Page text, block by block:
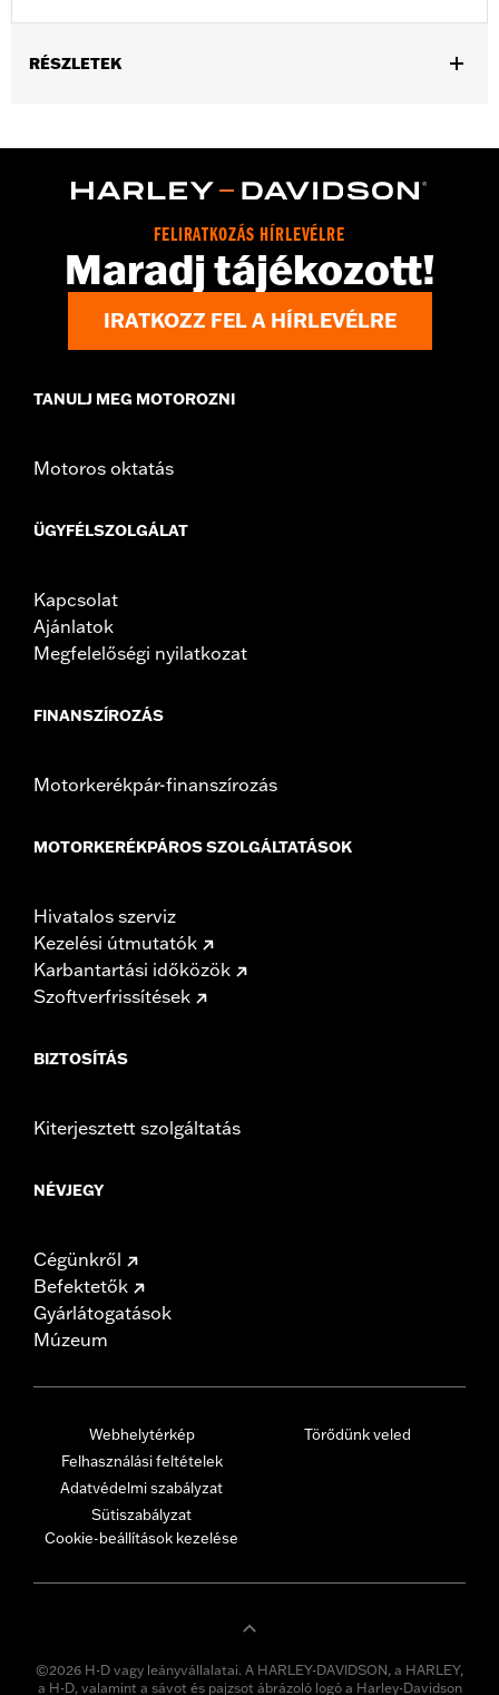
RÉSZLETEK
In the Box: Cam Sprocket Medallions and installation
,,,,,,,,,,,,,,,,,,,,,,,,,,,,,,,,,,,,,,,,,,,,,,,,,,,,,,,,,,,,
FELIRATKOZÁS HÍRLEVÉLRE
Maradj tájékozott!
IRATKOZZ FEL A HÍRLEVÉLRE
TANULJ MEG MOTOROZNI
Motoros oktatás
ÜGYFÉLSZOLGÁLAT
Kapcsolat
Ajánlatok
Megfelelőségi nyilatkozat
FINANSZÍROZÁS
Motorkerékpár-finanszírozás
MOTORKERÉKPÁROS SZOLGÁLTATÁSOK
Hivatalos szerviz
Kezelési útmutatók
Karbantartási időközök
Szoftverfrissítések
BIZTOSÍTÁS
Kiterjesztett szolgáltatás
NÉVJEGY
Cégünkről
Befektetők
Gyárlátogatások
Múzeum
Webhelytérkép
Felhasználási feltételek
Adatvédelmi szabályzat
Sütiszabályzat
Cookie-beállítások kezelése
Törődünk veled
©2026 H-D vagy leányvállalatai. A HARLEY-DAVIDSON, a HARLEY,
a H-D, valamint a sávot és pajzsot ábrázoló logó a Harley-Davidson